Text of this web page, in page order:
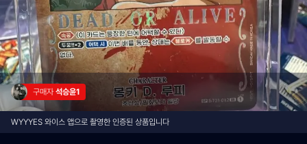
구매자 석승윤1
WYYYES 와이스 앱으로 촬영한 인증된 상품입니다